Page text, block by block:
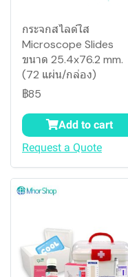
กระจกสไลด์ใส
Microscope Slides
ขนาด 25.4x76.2 mm.
(72 แผ่น/กล่อง)
฿85
Add to cart
Request a Quote